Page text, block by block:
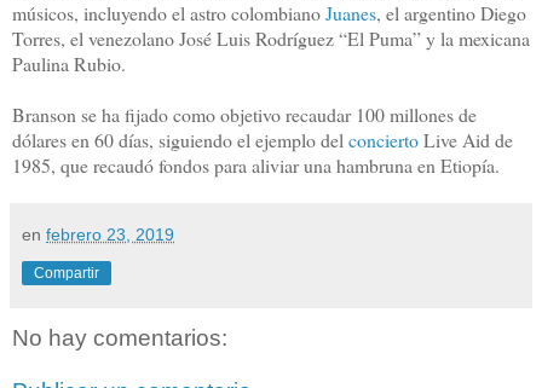
músicos, incluyendo el astro colombianoJuanes, el argentino Diego
Torres, el venezolano José Luis Rodríguez “El Puma” y la mexicana
Paulina Rubio.
Branson se ha fijado como objetivo recaudar 100 millones de
dólares en 60 días, siguiendo el ejemplo delconciertoLive Aid de
1985, que recaudó fondos para aliviar una hambruna en Etiopía.
en febrero 23, 2019
Compartir
No hay comentarios: